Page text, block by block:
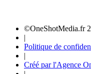
©OneShotMedia.fr
|
Politique de
|
Créé par l'Agence